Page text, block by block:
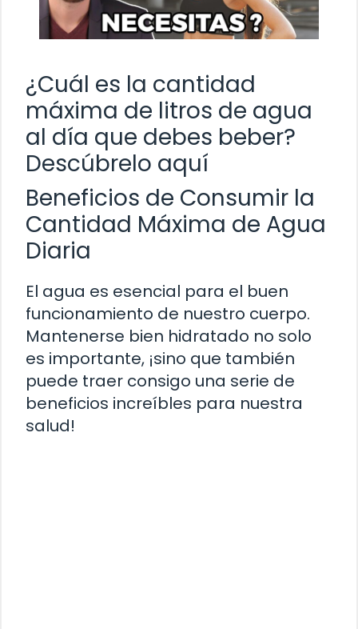
¿Cuál es la cantidad
máxima de litros de agua
al día que debes beber?
Descúbrelo aquí
Beneficios de Consumir la
Cantidad Máxima de Agua
Diaria
El agua es esencial para el buen
funcionamiento de nuestro cuerpo.
Mantenerse bien hidratado no solo
es importante, ¡sino que también
puede traer consigo una serie de
beneficios increíbles para nuestra
salud!